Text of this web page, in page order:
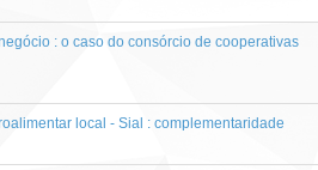
: o caso do consórcio de cooperativas
local - Sial : complementaridade